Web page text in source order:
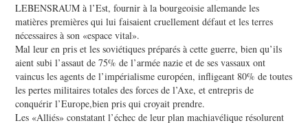
LEBENSRAUM à l’Est, fournir à la bourgeoisie allemande les
matières premières qui lui faisaient cruellement défaut et les terres
nécessaires à son «espace vital».
Mal leur en pris et les soviétiques préparés à cette guerre, bien qu’ils
aient subi l’assaut de 75% de l’armée nazie et de ses vassaux ont
vaincus les agents de l’impérialisme européen, infligeant 80% de toutes
les pertes militaires totales des forces de l’Axe, et entrepris de
conquérir l’Europe,bien pris qui croyait prendre.
Les «Alliés» constatant l’échec de leur plan machiavélique résolurent